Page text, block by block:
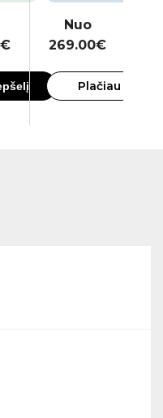
Nuo
269.00€
Plačiau